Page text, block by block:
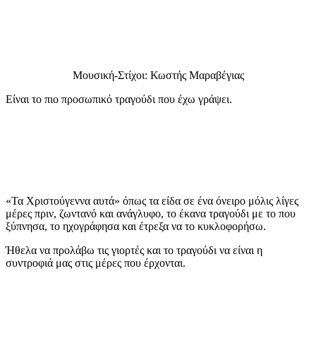
Μουσική-Στίχοι: Κωστής Μαραβέγιας
Είναι το πιο προσωπικό τραγούδι που έχω γράψει.
«Τα Χριστούγεννα αυτά» όπως τα είδα σε ένα όνειρο μόλις λίγες
μέρες πριν, ζωντανό και ανάγλυφο, το έκανα τραγούδι με το που
ξύπνησα, το ηχογράφησα και έτρεξα να το κυκλοφορήσω.
Ήθελα να προλάβω τις γιορτές και το τραγούδι να είναι η
συντροφιά μας στις μέρες που έρχονται.